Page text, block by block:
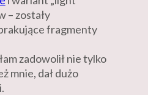
– zostały
fragmenty
zadowolił nie tylko
mnie, dał dużo